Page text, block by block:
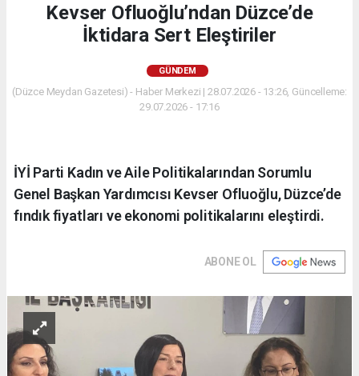
Kevser Ofluoğlu’ndan Düzce’de
İktidara Sert Eleştiriler
GÜNDEM
(Düzce Meydan Gazetesi) - Haber Merkezi | 28.07.2026 - 13:26, Güncelleme:
29.07.2026 - 17:16
İYİ Parti Kadın ve Aile Politikalarından Sorumlu
Genel Başkan Yardımcısı Kevser Ofluoğlu, Düzce’de
fındık fiyatları ve ekonomi politikalarını eleştirdi.
ABONE OL